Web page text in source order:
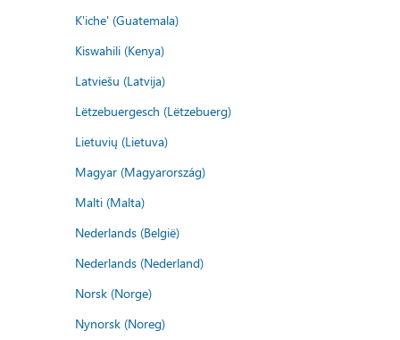
K'iche' (Guatemala)
Kiswahili (Kenya)
Latviešu (Latvija)
Lëtzebuergesch (Lëtzebuerg)
Lietuvių (Lietuva)
Magyar (Magyarország)
Malti (Malta)
Nederlands (België)
Nederlands (Nederland)
Norsk (Norge)
Nynorsk (Noreg)